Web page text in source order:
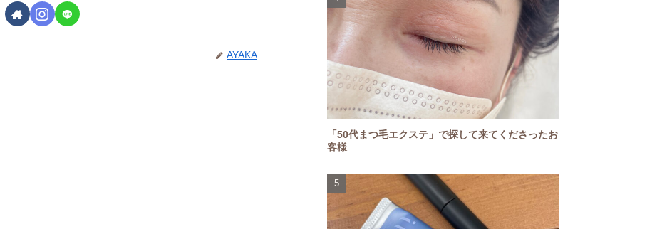
AYAKA
「50代まつ毛エクステ」で探して来てくださったお
客様